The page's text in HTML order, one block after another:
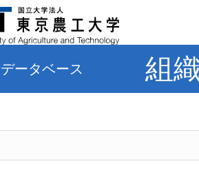
ータベース 組